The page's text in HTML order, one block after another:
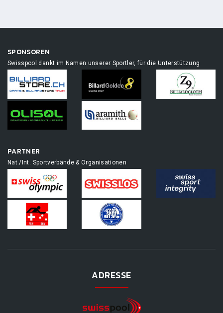
SPONSOREN
Swisspool dankt im Namen unserer Sportler, für die Unterstützung
PARTNER
Nat./Int. Sportverbände & Organisationen
ADRESSE